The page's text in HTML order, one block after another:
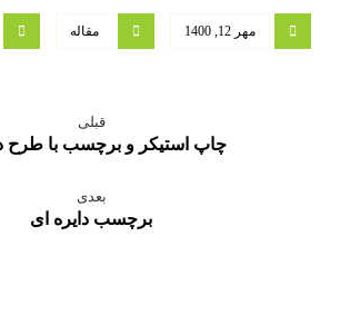
مهر 12, 1400 مقاله
قبلی
چاپ استیکر و برچسب با طرح
بعدی
برچسب دایره ای